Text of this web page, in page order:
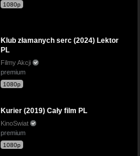
1080p
Klub złamanych serc (2024) Lektor
PL
Filmy Akcji
premium
1080p
Kurier (2019) Cały film PL
KinoSwiat
premium
1080p